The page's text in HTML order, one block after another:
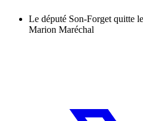
Le député Son-Forget quitte
Marion Maréchal